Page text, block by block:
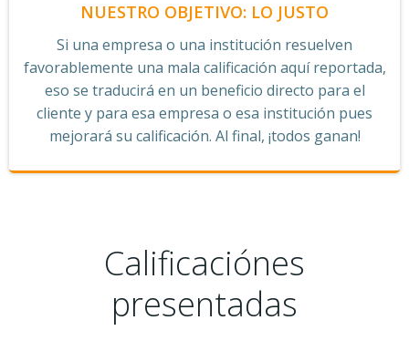
NUESTRO OBJETIVO: LO JUSTO
Si una empresa o una institución resuelven
favorablemente una mala calificación aquí reportada,
eso se traducirá en un beneficio directo para el
cliente y para esa empresa o esa institución pues
mejorará su calificación. Al final, ¡todos ganan!
Calificaciónes
presentadas